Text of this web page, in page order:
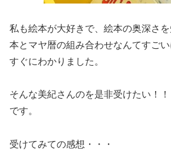
私も絵本が大好きで、絵本の奥深さ
本とマヤ暦の組み合わせなんてすご
すぐにわかりました。
そんな美紀さんのを是非受けたい！
です。
受けてみての感想・・・